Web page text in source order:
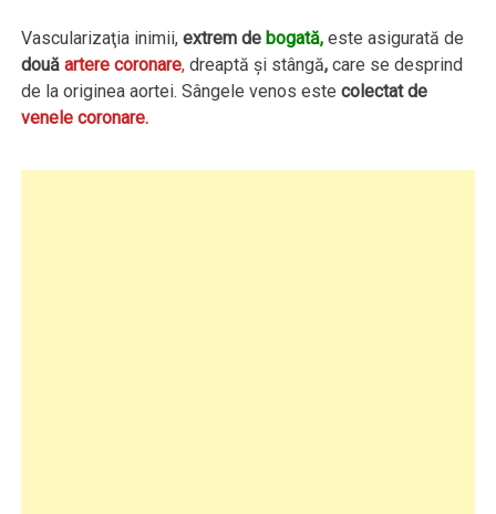
Vascularizaţia inimii,extrem debogată, este asigurată de
douăartere coronare, dreaptă şi stângă,care se desprind
de la originea aortei. Sângele venos estecolectat de
venele coronare.